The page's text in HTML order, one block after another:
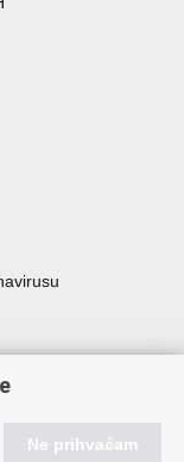
kriminaliteta
Ne prihvaćam